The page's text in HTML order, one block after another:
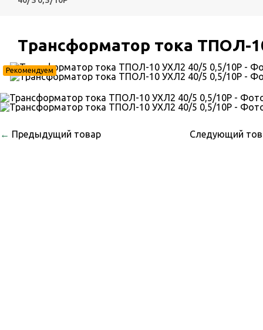
Трансформатор тока ТПОЛ-
Рекомендуем
← Предыдущий товар Следующий